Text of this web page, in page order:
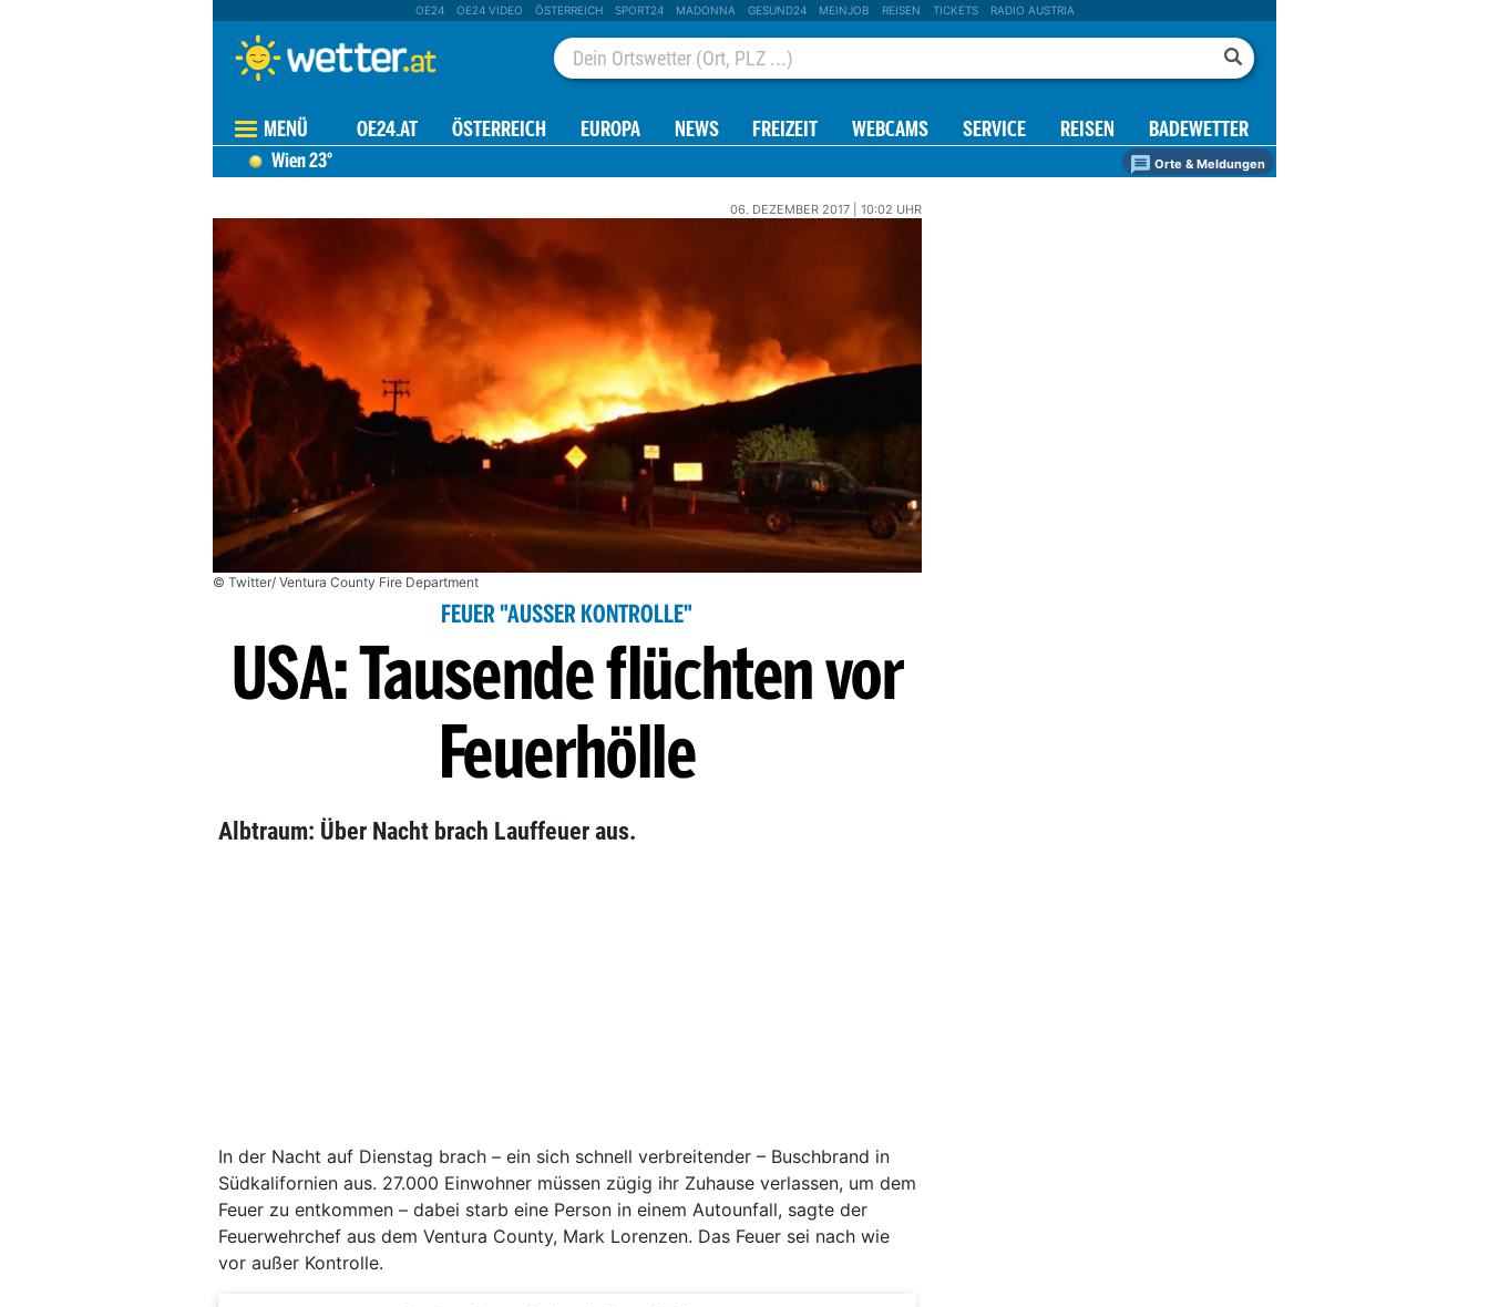
OE24 OE24 VIDEO ÖSTERREICH SPORT24 MADONNA GESUND24 MEINJOB REISEN TICKETS RADIO AUSTRIA
MENÜ OE24.AT ÖSTERREICH EUROPA NEWS FREIZEIT WEBCAMS SERVICE REISEN BADEWETTER
Wien23° Orte & Meldungen
06. DEZEMBER 2017 | 10:02 UHR
© Twitter/ Ventura County Fire Department
FEUER "AUSSER KONTROLLE"
USA: Tausende flüchten vor
Feuerhölle
Albtraum: Über Nacht brach Lauffeuer aus.
In der Nacht auf Dienstag brach – ein sich schnell verbreitender – Buschbrand in
Südkalifornien aus. 27.000 Einwohner müssen zügig ihr Zuhause verlassen, um dem
Feuer zu entkommen – dabei starb eine Person in einem Autounfall, sagte der
Feuerwehrchef aus dem Ventura County, Mark Lorenzen. Das Feuer sei nach wie
vor außer Kontrolle.